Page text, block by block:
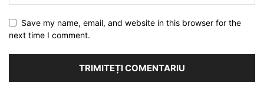
Save my name, email, and website in this browser for the
next time I comment.